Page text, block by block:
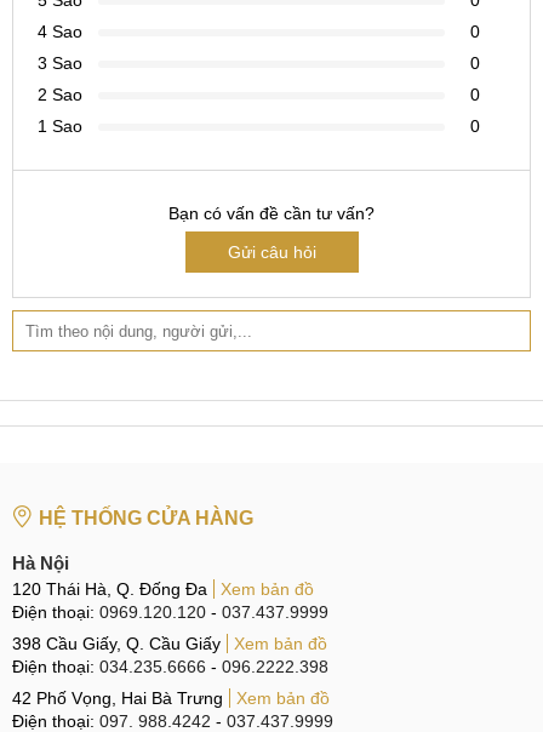
Để loại trừ được trường hợp đáng tiếc đó, người dùng hãy
cẩn thận lựa chọn cho mình một trung tâm sửa chữa thật
đáng tin cậy, có đội ngũ chuyên viên kỹ thuật am hiểu
chuyên môn, hiểu cấu tạo điện thoại và giàu kinh nghiệm.
kiện nên bạn sẽ được an tâm hơn rất nhiều khi sử dụng
dịch vụ thay Camera cho điện thoại.
Camera Vivo iQOO Z6 sau thay thế sẽ cho chất lượng như
thế nào?
Tại MobileCity khách hàng khi đến với trung tâm sẽ được
yên tâm tuyệt đối về cả hai tiêu chí chất lượng linh kiện thay
sử dụng.
Dấu hiệu và nguyên nhân
Sau đây là những nội dung liên quan đến nguyên nhân gây
lỗi máy ảnh và biểu hiện của một chiếc điện thoại di động bị
hư hỏng Camera mà MobileCity đã liệt kê và muốn giới
thiệu đến các bạn. Mời các bạn tham khảo.
4 Sao
0
3 Sao
0
2 Sao
0
1 Sao
0
Bạn có vấn đề cần tư vấn?
Gửi câu hỏi
HỆ THỐNG CỬA HÀNG
Hà Nội
120 Thái Hà, Q. Đống Đa
Xem bản đồ
Điện thoại: 0969.120.120 - 037.437.9999
398 Cầu Giấy, Q. Cầu Giấy
Xem bản đồ
Điện thoại: 034.235.6666 - 096.2222.398
42 Phố Vọng, Hai Bà Trưng
Xem bản đồ
Điện thoại: 097. 988.4242 - 037.437.9999